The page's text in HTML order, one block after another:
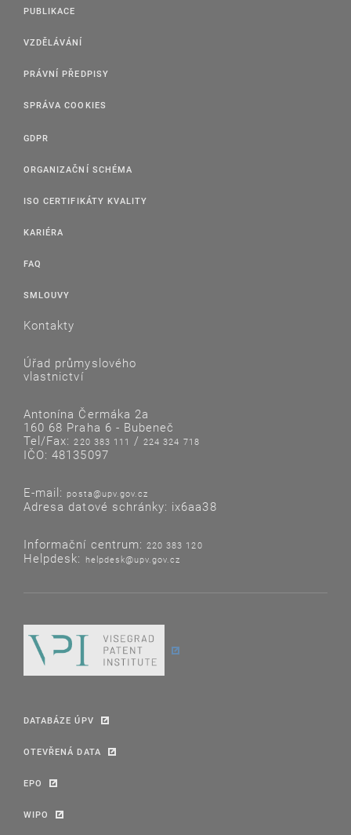
PUBLIKACE
VZDĚLÁVÁNÍ
PRÁVNÍ PŘEDPISY
SPRÁVA COOKIES
GDPR
ORGANIZAČNÍ SCHÉMA
ISO CERTIFIKÁTY KVALITY
KARIÉRA
FAQ
SMLOUVY
Kontakty
Úřad průmyslového
vlastnictví
Antonína Čermáka 2a
160 68 Praha 6 - Bubeneč
Tel/Fax:220 383 111 /224 324 718
IČO: 48135097
E-mail: posta@upv.gov.cz
Adresa datové schránky: ix6aa38
Informační centrum: 220 383 120
Helpdesk: helpdesk@upv.gov.cz
DATABÁZE ÚPV
OTEVŘENÁ DATA
EPO
WIPO